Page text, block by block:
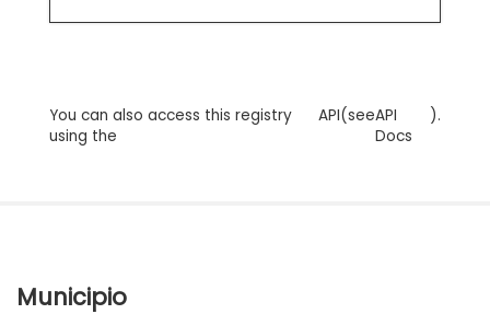
You can also access this registry
using the
API(seeAPI
Docs
).
Municipio